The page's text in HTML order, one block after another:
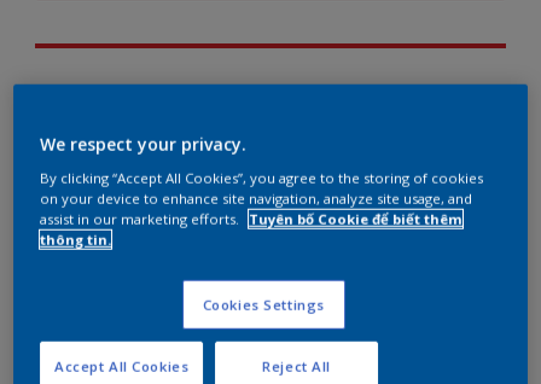
We respect your privacy.
By clicking “Accept All Cookies”, you agree to the storing of cookies
on your device to enhance site navigation, analyze site usage, and
assist in our marketing efforts.
Tuyên bố Cookie để biết thêm
thông tin.
Cookies Settings
Reject All
Accept All Cookies